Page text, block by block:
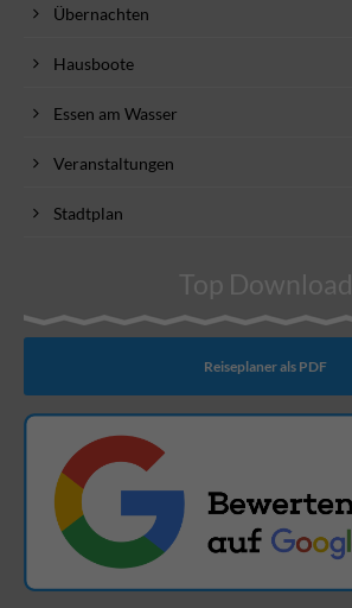
Übernachten
Hausboote
Essen am Wasser
Veranstaltungen
Stadtplan
Top Download
Reiseplaner als PDF